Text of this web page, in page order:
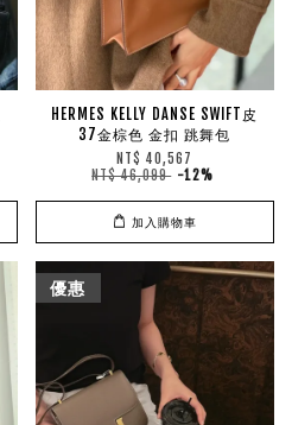
HERMES KELLY DANSE SWIFT皮
37金棕色 金扣 跳舞包
NT$ 40,567
NT$ 46,099 -12%
加入購物車
優惠